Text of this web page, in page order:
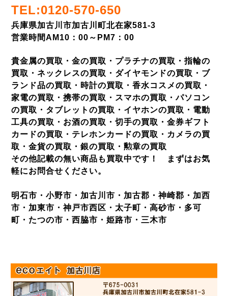
TEL:0120-570-650
兵庫県加古川市加古川町北在家581-3
営業時間AM10：00～PM7：00
貴金属の買取・金の買取・プラチナの買取・指輪の
買取・ネックレスの買取・ダイヤモンドの買取・ブ
ランド品の買取・時計の買取・香水コスメの買取・
家電の買取・携帯の買取・スマホの買取・パソコン
の買取・タブレットの買取・イヤホンの買取・電動
工具の買取・お酒の買取・切手の買取・金券ギフト
カードの買取・テレホンカードの買取・カメラの買
取・金貨の買取・銀の買取・勲章の買取
その他記載の無い商品も買取中です！ まずはお気
軽にお問合せください。
明石市・小野市・加古川市・加古郡・神崎郡・加西
市・加東市・神戸市西区・太子町・高砂市・多可
町・たつの市・西脇市・姫路市・三木市